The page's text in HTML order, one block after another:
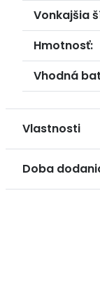
Vonkajšia
Hmotnosť:
Vhodná
Vlastnosti
Doba